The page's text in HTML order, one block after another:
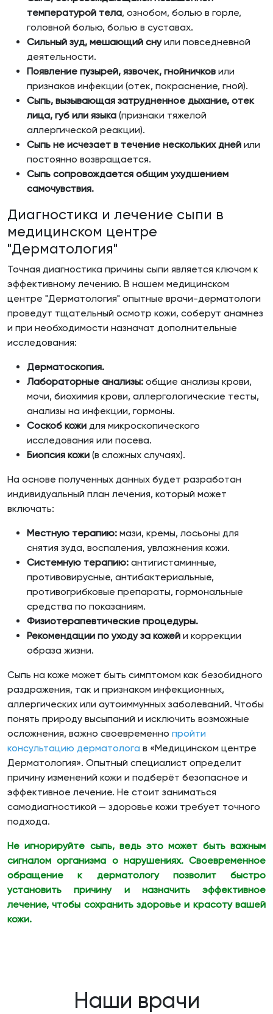
температурой тела, ознобом, болью в горле,
головной болью, болью в суставах.
Сильный зуд, мешающий снуили повседневной
деятельности.
Появление пузырей, язвочек, гнойничков или
признаков инфекции (отек, покраснение, гной).
Сыпь, вызывающая затрудненное дыхание, отек
лица, губ или языка (признаки тяжелой
аллергической реакции).
Сыпь не исчезает в течение нескольких дней или
постоянно возвращается.
Сыпь сопровождается общим ухудшением
самочувствия.
Диагностика и лечение сыпи в
медицинском центре
"Дерматология"
Точная диагностика причины сыпи является ключом к
эффективному лечению. В нашем медицинском
центре "Дерматология" опытные врачи-дерматологи
проведут тщательный осмотр кожи, соберут анамнез
и при необходимости назначат дополнительные
исследования:
Дерматоскопия.
Лабораторные анализы: общие анализы крови,
мочи, биохимия крови, аллергологические тесты,
анализы на инфекции, гормоны.
Соскоб кожи для микроскопического
исследования или посева.
Биопсия кожи (в сложных случаях).
На основе полученных данных будет разработан
индивидуальный план лечения, который может
включать:
Местную терапию: мази, кремы, лосьоны для
снятия зуда, воспаления, увлажнения кожи.
Системную терапию: антигистаминные,
противовирусные, антибактериальные,
противогрибковые препараты, гормональные
средства по показаниям.
Физиотерапевтические процедуры.
Рекомендации по уходу за кожей и коррекции
образа жизни.
Сыпь на коже может быть симптомом как безобидного
раздражения, так и признаком инфекционных,
аллергических или аутоиммунных заболеваний. Чтобы
понять природу высыпаний и исключить возможные
осложнения, важно своевременно пройти
консультацию дерматолога в «Медицинском центре
Дерматология». Опытный специалист определит
причину изменений кожи и подберёт безопасное и
эффективное лечение. Не стоит заниматься
самодиагностикой — здоровье кожи требует точного
подхода.
Не игнорируйте сыпь, ведь это может быть важным
сигналом организма о нарушениях. Своевременное
обращение к дерматологу позволит быстро
установить причину и назначить эффективное
лечение, чтобы сохранить здоровье и красоту вашей
кожи.
Наши врачи